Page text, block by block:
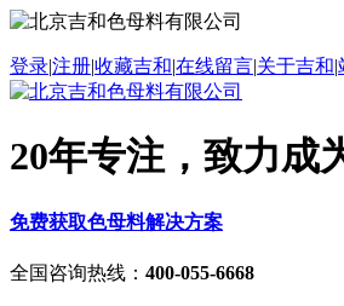
登录|注册|收藏吉和|在线留言|关于吉和|
20年专注，致力成
免费获取色母料解决方案
全国咨询热线 ： 400-055-6668